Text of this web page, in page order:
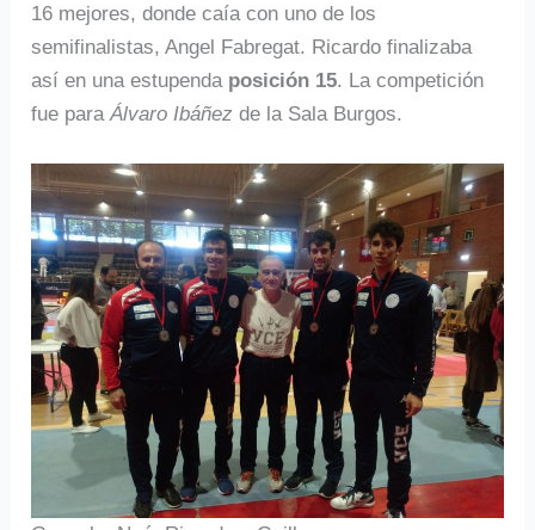
16 mejores, donde caía con uno de los
semifinalistas, Angel Fabregat. Ricardo finalizaba
así en una estupenda posición 15. La competición
fue paraÁlvaro Ibáñez de la Sala Burgos.